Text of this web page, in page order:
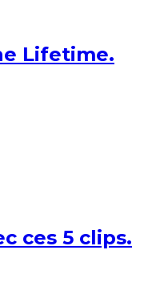
Lifetime.
ces 5 clips.